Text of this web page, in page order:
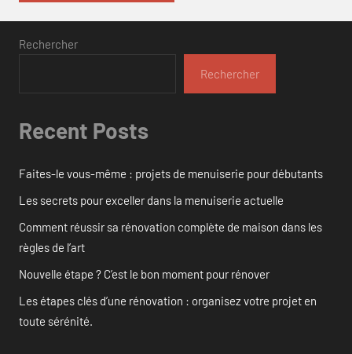
Rechercher
Rechercher
Recent Posts
Faites-le vous-même : projets de menuiserie pour débutants
Les secrets pour exceller dans la menuiserie actuelle
Comment réussir sa rénovation complète de maison dans les
règles de l’art
Nouvelle étape ? C’est le bon moment pour rénover
Les étapes clés d’une rénovation : organisez votre projet en
toute sérénité.